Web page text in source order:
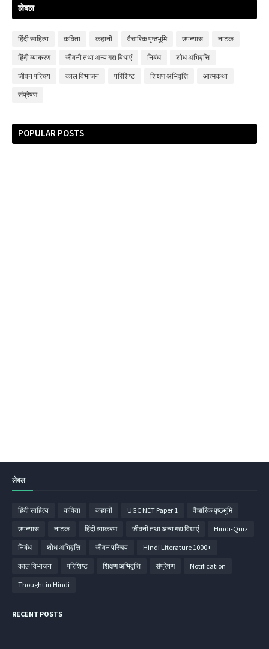
लेबल
हिंदी साहित्‍य कविता कहानी वैचारिक पृष्ठभूमि उपन्‍यास नाटक
हिंदी व्‍याकरण जीवनी तथा अन्य गद्य विधाएं निबंध शोध अभिवृत्ति
जीवन परिचय काल विभाजन परिशिष्‍ट शिक्षण अभिवृत्ति आत्मकथा
संप्रेषण
POPULAR POSTS
लेबल
हिंदी साहित्‍य कविता कहानी UGC NET Paper 1 वैचारिक पृष्ठभूमि
उपन्‍यास नाटक हिंदी व्‍याकरण जीवनी तथा अन्य गद्य विधाएं Hindi-Quiz
निबंध शोध अभिवृत्ति जीवन परिचय Hindi Literature 1000+
काल विभाजन परिशिष्‍ट शिक्षण अभिवृत्ति संप्रेषण Notification
Thought in Hindi
RECENT POSTS